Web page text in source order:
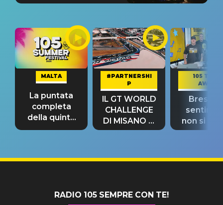
MALTA
La puntata
completa
della quinta
tappa
#PARTNERSHI
P
IL GT WORLD
CHALLENGE
DI MISANO si
riconferma
105 TAKE
AWAY
Bresh:
non si
fino alla
RADIO 105 SEMPRE CON TE!